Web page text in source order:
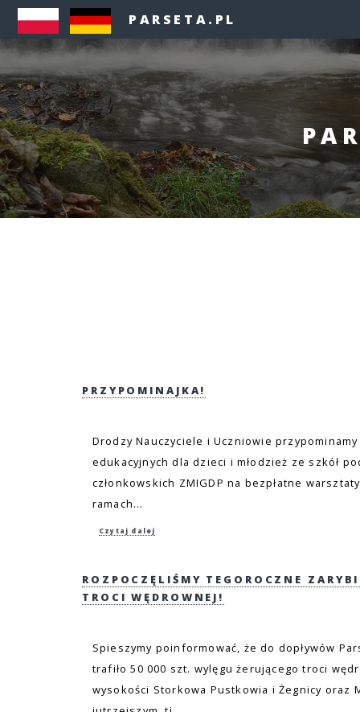
PARSETA.PL
PRZYPOMINAJKA!
Drodzy Nauczyciele i Uczniowie
edukacyjnych dla dzieci i młodzież ze szkół
członkowskich ZMIGDP na bezpłatne
ramach...
Czytaj dalej
ROZPOCZĘLIŚMY TEGOROCZNE
TROCI WĘDROWNEJ!
Spieszymy poinformować, że do dopływów
trafiło 50 000 szt. wylęgu żerującego troci
wysokości Storkowa Pustkowia i Żegnicy oraz